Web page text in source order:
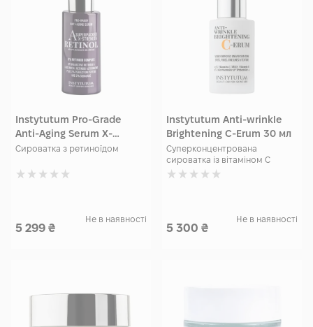
Instytutum Pro-Grade
Anti-Aging Serum X-
Strength Retinol 30 мл
Сироватка з ретиноїдом
5 299 ₴
Не в наявності
Instytutum Anti-wrinkle
Brightening C-Erum 30 мл
Суперконцентрована
сироватка із вітаміном С
5 300 ₴
Не в наявності